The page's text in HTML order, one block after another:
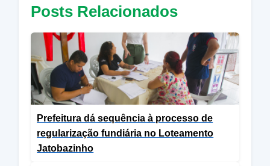
Posts Relacionados
Prefeitura dá sequência à processo de
regularização fundiária no Loteamento
Jatobazinho